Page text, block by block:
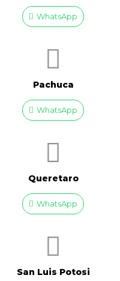
WhatsApp
Pachuca
WhatsApp
Queretaro
WhatsApp
San Luis Potosi